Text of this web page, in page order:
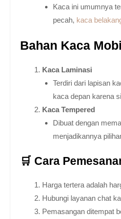
Kaca ini umumnya
pecah, kaca
Bahan Kaca
Kaca Laminasi
Terdiri dari lapisan
kaca depan karena
Kaca Tempered
Dibuat dengan
menjadikannya
🛒 Cara
Harga tertera adalah
Hubungi layanan chat
Pemasangan ditempat